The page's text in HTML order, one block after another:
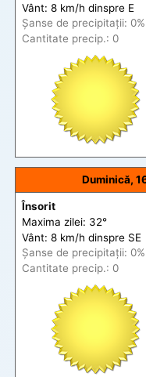
Vânt: 8 km/h dinspre E
Șanse de precipitații: 0%
Cantitate precip.: 0
Duminică,
Însorit
Maxima zilei: 32°
Vânt: 8 km/h dinspre SE
Șanse de precipitații: 0%
Cantitate precip.: 0